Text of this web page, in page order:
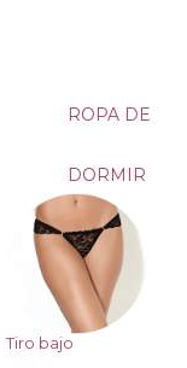
ROPA DE
DORMIR
Tiro bajo